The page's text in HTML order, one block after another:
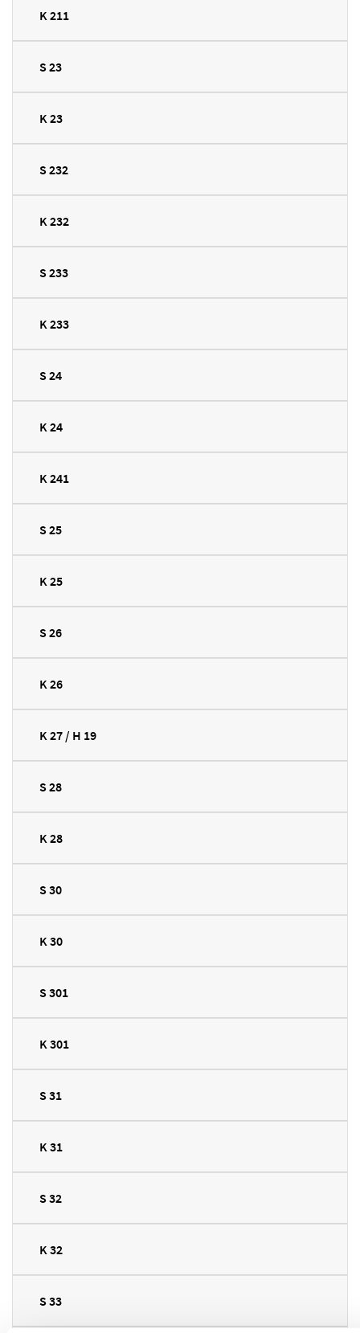
K 211
S 23
K 23
S 232
K 232
S 233
K 233
S 24
K 24
K 241
S 25
K 25
S 26
K 26
K 27 / H 19
S 28
K 28
S 30
K 30
S 301
K 301
S 31
K 31
S 32
K 32
S 33